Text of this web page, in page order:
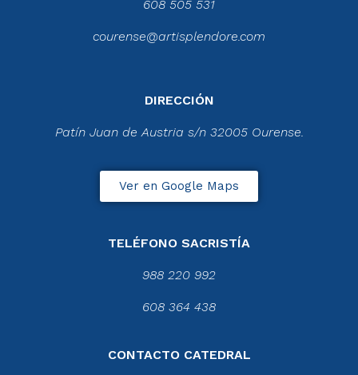
608 505 531
courense@artisplendore.com
DIRECCIÓN
Patín Juan de Austria s/n 32005 Ourense.
Ver en Google Maps
TELÉFONO SACRISTÍA
988 220 992
608 364 438
CONTACTO CATEDRAL